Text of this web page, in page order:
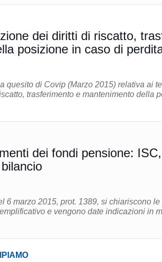
dei diritti di riscatto,
posizione in caso di
quesito di Covip (Marzo 2015) relativa ai
trasferimento e mantenimento della
dei fondi pensione:
esemplificativo e bilancio
6 marzo 2015, prot. 1389, si chiariscono
e vengono date indicazioni in